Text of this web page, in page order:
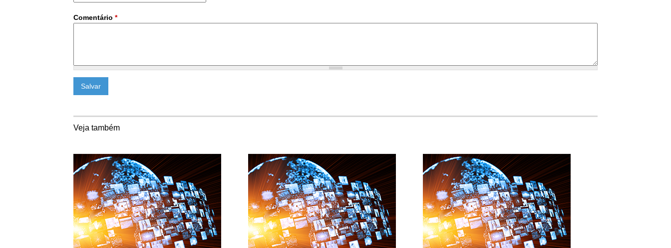
Comentário *
Veja também